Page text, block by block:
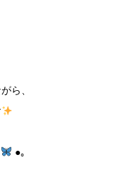
ら、
●｡